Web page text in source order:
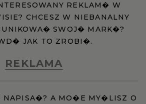
REKLAM� W
CHCESZ W NIEBANALNY
SWOJ� MARK�?
JAK TO ZROBI�.
REKLAMA
NAPISA�? A MO�E MY�LISZ O